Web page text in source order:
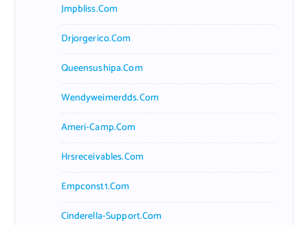
Jmpbliss.com
Drjorgerico.com
Queensushipa.com
Wendyweimerdds.com
Ameri-Camp.com
Hrsreceivables.com
Empconst1.com
Cinderella-Support.com